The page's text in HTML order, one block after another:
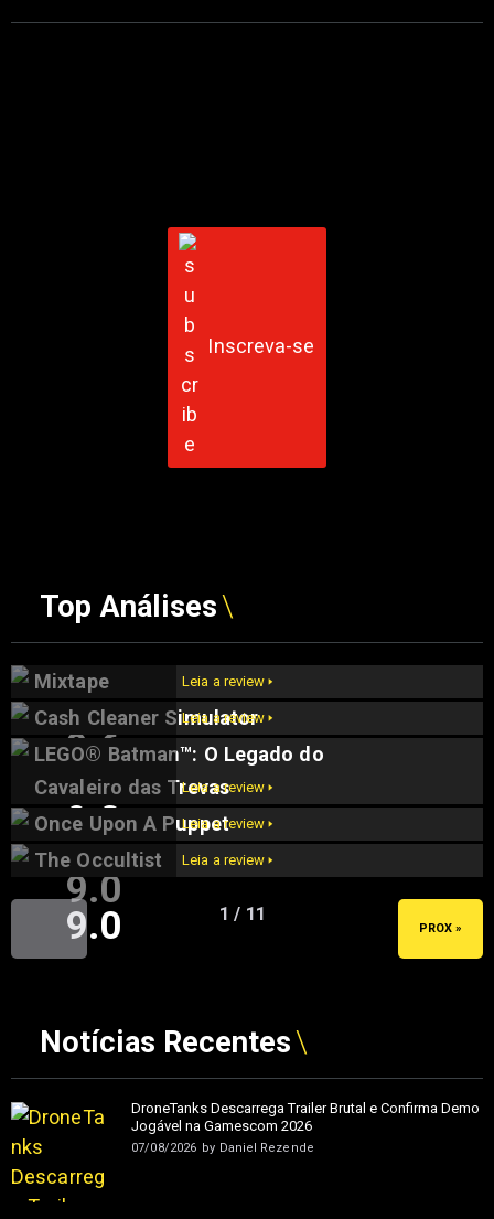
Inscreva-se
Top Análises
Mixtape
9.6
Leia a review 🢒
Cash Cleaner Simulator
9.5
Leia a review 🢒
LEGO® Batman™: O Legado do
Cavaleiro das Trevas
9.2
Leia a review 🢒
Once Upon A Puppet
9.0
Leia a review 🢒
The Occultist
9.0
Leia a review 🢒
1 / 11
PROX »
Notícias Recentes
DroneTanks Descarrega Trailer Brutal e Confirma Demo
Jogável na Gamescom 2026
07/08/2026 by Daniel Rezende